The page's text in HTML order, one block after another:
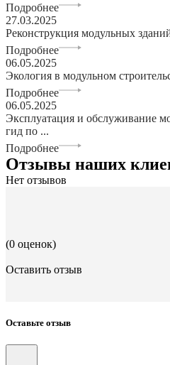
Подробнее
27.03.2025
Реконструкция модульных
Подробнее
06.05.2025
Экология в модульном
Подробнее
06.05.2025
Эксплуатация и обслуживание
гид по ...
Подробнее
Отзывы наших
Нет отзывов
(0 оценок)
Оставить отзыв
Оставьте отзыв